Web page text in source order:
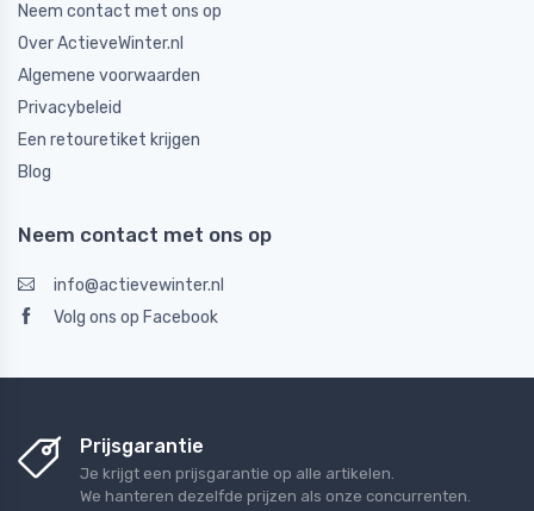
Neem contact met ons op
Over ActieveWinter.nl
Algemene voorwaarden
Privacybeleid
Een retouretiket krijgen
Blog
Neem contact met ons op
info@actievewinter.nl
Volg ons op Facebook
Prijsgarantie
Je krijgt een prijsgarantie op alle artikelen.
We hanteren dezelfde prijzen als onze concurrenten.